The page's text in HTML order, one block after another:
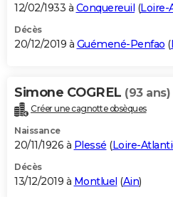
12/02/1933 à Conquereuil (Loire-
Décès
20/12/2019 à Guémené-Penfao (
Simone COGREL (93 ans)
Créer une cagnotte obsèques
Naissance
20/11/1926 à Plessé (Loire-
Décès
13/12/2019 à Montluel (Ain)